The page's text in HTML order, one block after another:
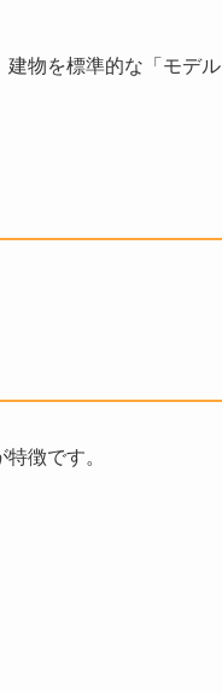
建物を標準的な「モデル
徴です。